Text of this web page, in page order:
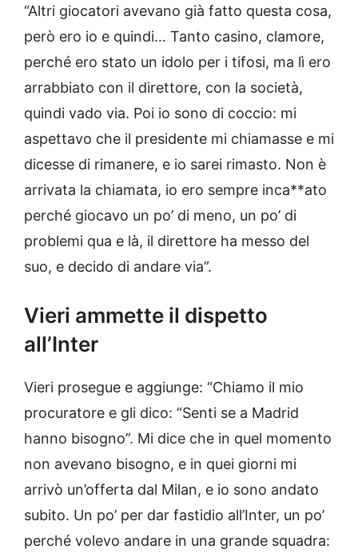
“Altri giocatori avevano già fatto questa cosa,
però ero io e quindi… Tanto casino, clamore,
perché ero stato un idolo per i tifosi, ma lì ero
arrabbiato con il direttore, con la società,
quindi vado via. Poi io sono di coccio: mi
aspettavo che il presidente mi chiamasse e mi
dicesse di rimanere, e io sarei rimasto. Non è
arrivata la chiamata, io ero sempre inca**ato
perché giocavo un po’ di meno, un po’ di
problemi qua e là, il direttore ha messo del
suo, e decido di andare via”.
Vieri ammette il dispetto
all’Inter
Vieri prosegue e aggiunge: “Chiamo il mio
procuratore e gli dico: “Senti se a Madrid
hanno bisogno”. Mi dice che in quel momento
non avevano bisogno, e in quei giorni mi
arrivò un’offerta dal Milan, e io sono andato
subito. Un po’ per dar fastidio all’Inter, un po’
perché volevo andare in una grande squadra: